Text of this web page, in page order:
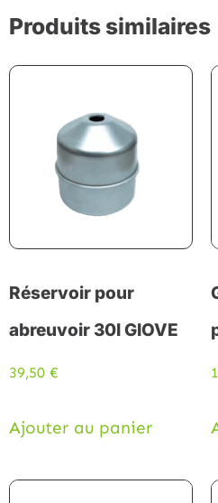
Produits similaires
Réservoir pour
abreuvoir 30l GIOVE
39,50 €
Ajouter au panier